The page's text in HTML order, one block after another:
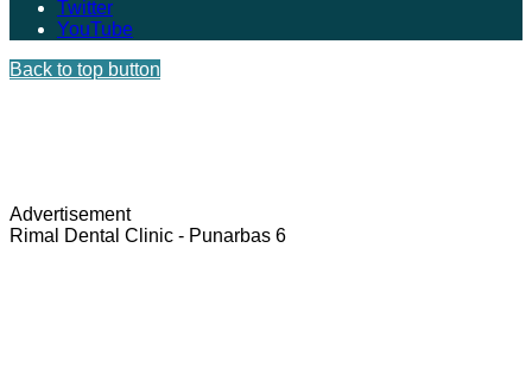
Twitter
YouTube
Back to top button
Advertisement
Rimal Dental Clinic - Punarbas 6